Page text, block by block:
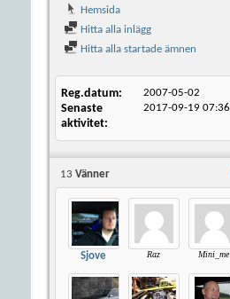
Hemsida
Hitta alla inlägg
Hitta alla startade ämnen
Reg.datum 2007-05-02
Senaste
aktivitet
2017-09-19 07:36
13 Vänner
Sjove Raz Mini_me